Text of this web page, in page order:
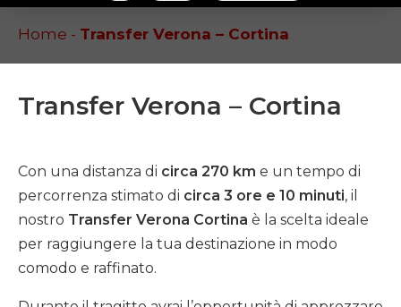
Home - Transfer Verona – Cortina
Transfer Verona – Cortina
Con una distanza di circa 270 km e un tempo di
percorrenza stimato di circa 3 ore e 10 minuti, il
nostro Transfer Verona Cortina è la scelta ideale
per raggiungere la tua destinazione in modo
comodo e raffinato.